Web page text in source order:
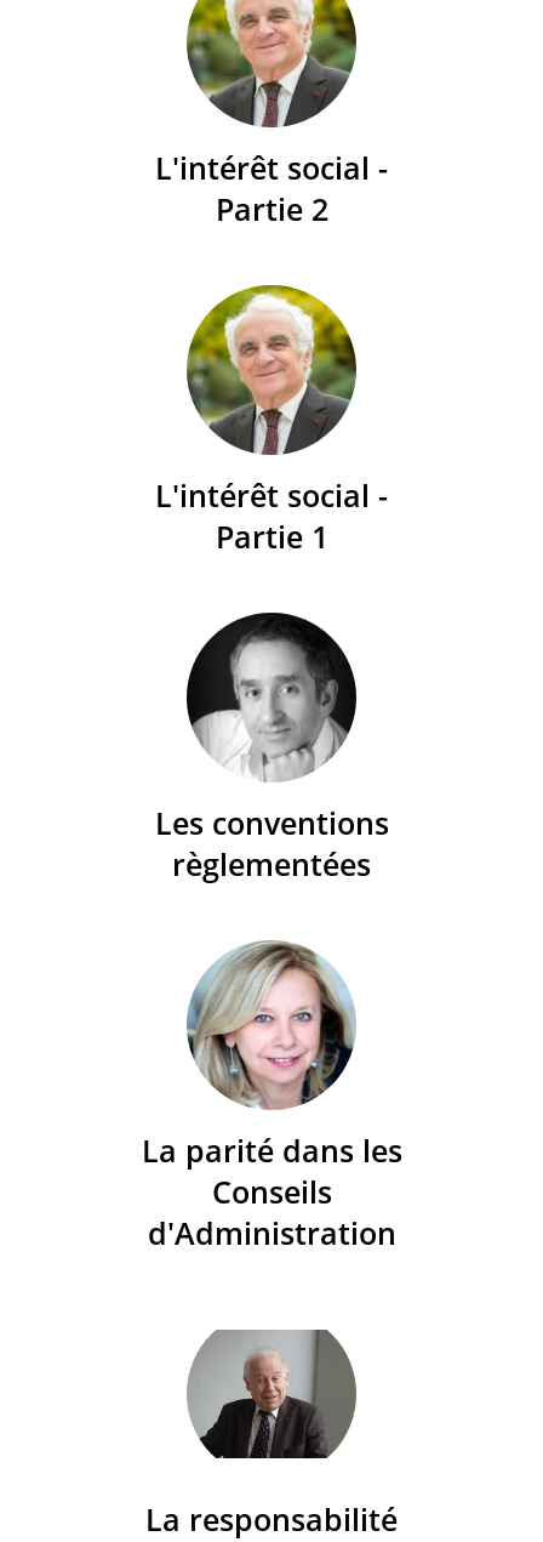
L'intérêt social -
Partie 2
L'intérêt social -
Partie 1
Les conventions
règlementées
La parité dans les
Conseils
d'Administration
La responsabilité